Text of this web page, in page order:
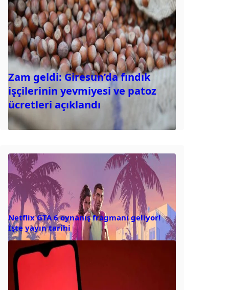
Zam geldi: Giresun’da fındık
işçilerinin yevmiyesi ve patoz
ücretleri açıklandı
Netflix GTA 6 oynanış fragmanı geliyor!
İşte yayın tarihi